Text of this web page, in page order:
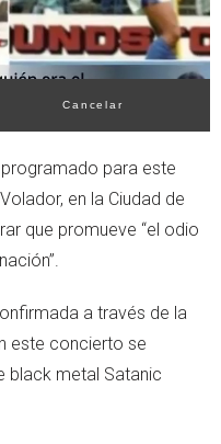
Cancelar
para este
en la Ciudad de
que promueve “el odio
a través de la
este concierto se
black metal Satanic